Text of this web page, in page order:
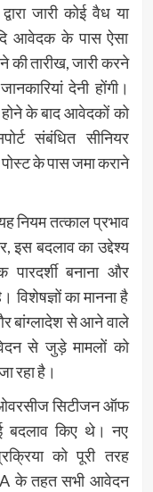
जारी कोई वैध या
आवेदक के पास ऐसा
की तारीख, जारी करने
देनी होंगी।
के बाद आवेदकों को
संबंधित सीनियर
के पास जमा कराने
नियम तत्काल प्रभाव
इस बदलाव का उद्देश्य
बनाना और
का मानना है
बांग्लादेश से आने वाले
से जुड़े मामलों को
रहा है।
ओवरसीज सिटीजन ऑफ
बदलाव किए थे। नए
को पूरी तरह
के तहत सभी आवेदन